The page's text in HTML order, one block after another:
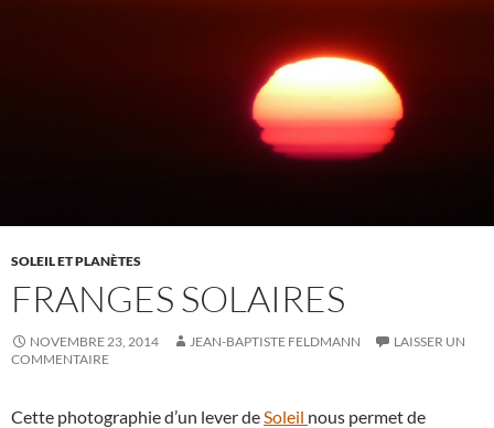
SOLEIL ET PLANÈTES
FRANGES SOLAIRES
NOVEMBRE 23, 2014 JEAN-BAPTISTE FELDMANN
LAISSER UN
COMMENTAIRE
Cette photographie d’un lever de Soleil nous permet de